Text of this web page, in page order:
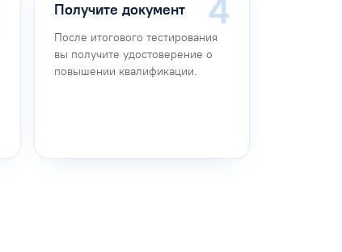
Получите документ
После итогового тестирования
вы получите удостоверение о
повышении квалификации.